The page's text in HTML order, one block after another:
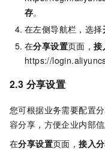
存。
在左侧导航栏，选择
在分享设置页面，接
https://
2.3 分享设置
您可根据业务需要配置
容分享，方便企业内部信
在分享设置页面，接入